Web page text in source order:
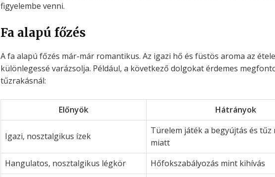
figyelembe venni.
Fa alapú főzés
A fa alapú főzés már-már romantikus. Az igazi hő és füstös aroma az
különlegessé varázsolja. Például, a következő dolgokat érdemes
tűzrakásnál:
Előnyök Hátrányok
Igazi, nosztalgikus ízek
Türelem játék a begyújtás és tűz
miatt
Hangulatos, nosztalgikus légkör
Hőfokszabályozás mint kihívás